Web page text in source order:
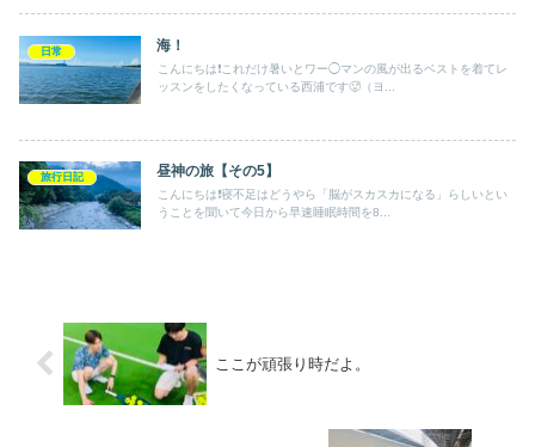
日常 海！
こんにちは❗️これだけ暑いとワー◯マンの風が出るベストを着てレ
ッスンをしたくなっている西浦です🥵（ヨ...
旅行日記 昼神の旅【その5】
こんにちは❗️寝不足はどうやら「脳がスカスカになる」らしいとい
うことを聞いて今日から早速睡眠時間を8...
ここが頑張り時だよ。